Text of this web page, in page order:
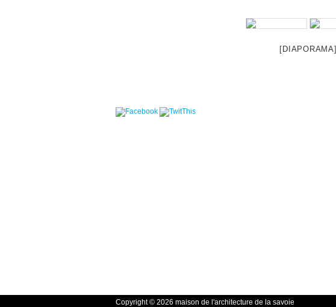
[DIAPORAMA]
Copyright © 2026 maison de l'architecture de la savoie